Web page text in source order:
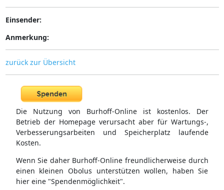
Einsender:
Anmerkung:
zurück zur Übersicht
Die Nutzung von Burhoff-Online ist kostenlos. Der
Betrieb der Homepage verursacht aber für Wartungs-,
Verbesserungsarbeiten und Speicherplatz laufende
Kosten.
Wenn Sie daher Burhoff-Online freundlicherweise durch
einen kleinen Obolus unterstützen wollen, haben Sie
hier eine "Spendenmöglichkeit".